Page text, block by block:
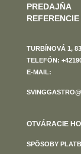
PREDAJŇA
REFERENCIE
TURBÍNOVÁ 1,
TELEFÓN:
E-MAIL:
OTVÁRACIE
SPÔSOBY